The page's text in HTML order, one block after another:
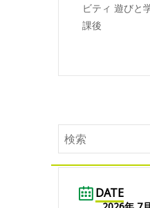
ビティ 遊びと
課後
DATE